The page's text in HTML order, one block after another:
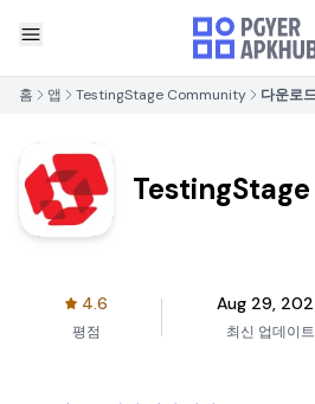
홈 앱 TestingStage Community 다운로
4.6
평점
Aug 29,
최신 업데이트